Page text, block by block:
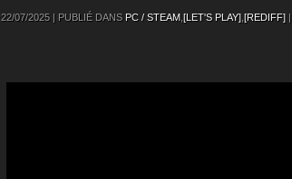
22/07/2025 | PUBLIÉ DANS PC / STEAM [LET'S PLAY] [REDIFF] |